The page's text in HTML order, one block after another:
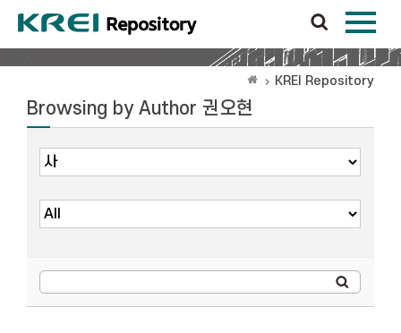
KREI Repository
Browsing by Author 권오현